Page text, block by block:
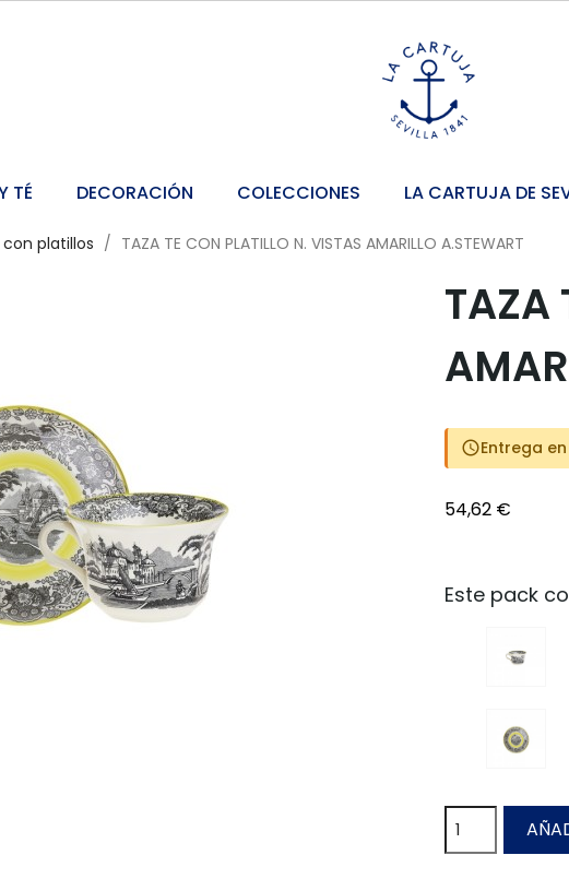
TÉ DECORACIÓN COLECCIONES LA CARTUJA DE
platillos TAZA TE CON PLATILLO N. VISTAS AMARILLO A.STEWART
TAZA
scheduleEntrega
54,62 €
Este pack